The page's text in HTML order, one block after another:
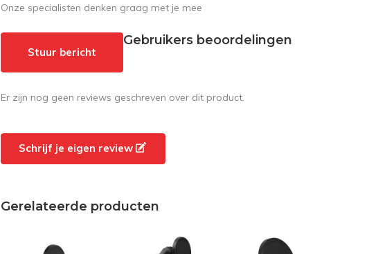
Onze specialisten denken graag met je mee
Stuur bericht
Gebruikers beoordelingen
Er zijn nog geen reviews geschreven over dit product.
Schrijf je eigen review
Gerelateerde producten